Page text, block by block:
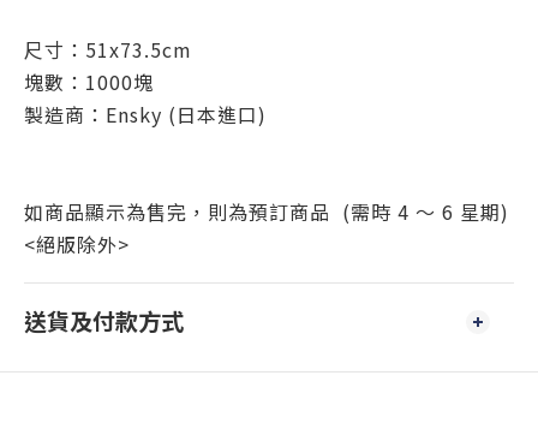
尺寸：51x73.5cm
塊數：1000塊
製造商：Ensky (日本進口)
如商品顯示為售完，則為預訂商品 (需時 4 ～ 6 星期)
<絕版除外>
送貨及付款方式